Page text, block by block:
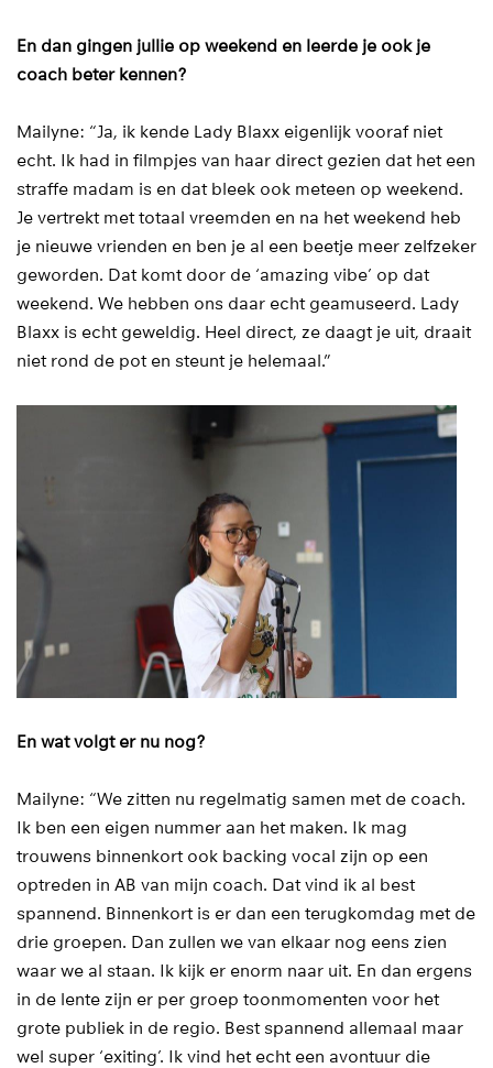
En dan gingen jullie op weekend en leerde je ook je
coach beter kennen?
Mailyne: “Ja, ik kende Lady Blaxx eigenlijk vooraf niet
echt. Ik had in filmpjes van haar direct gezien dat het een
straffe madam is en dat bleek ook meteen op weekend.
Je vertrekt met totaal vreemden en na het weekend heb
je nieuwe vrienden en ben je al een beetje meer zelfzeker
geworden. Dat komt door de ‘amazing vibe’ op dat
weekend. We hebben ons daar echt geamuseerd. Lady
Blaxx is echt geweldig. Heel direct, ze daagt je uit, draait
niet rond de pot en steunt je helemaal.”
En wat volgt er nu nog?
Mailyne: “We zitten nu regelmatig samen met de coach.
Ik ben een eigen nummer aan het maken. Ik mag
trouwens binnenkort ook backing vocal zijn op een
optreden in AB van mijn coach. Dat vind ik al best
spannend. Binnenkort is er dan een terugkomdag met de
drie groepen. Dan zullen we van elkaar nog eens zien
waar we al staan. Ik kijk er enorm naar uit. En dan ergens
in de lente zijn er per groep toonmomenten voor het
grote publiek in de regio. Best spannend allemaal maar
wel super ‘exiting’. Ik vind het echt een avontuur die